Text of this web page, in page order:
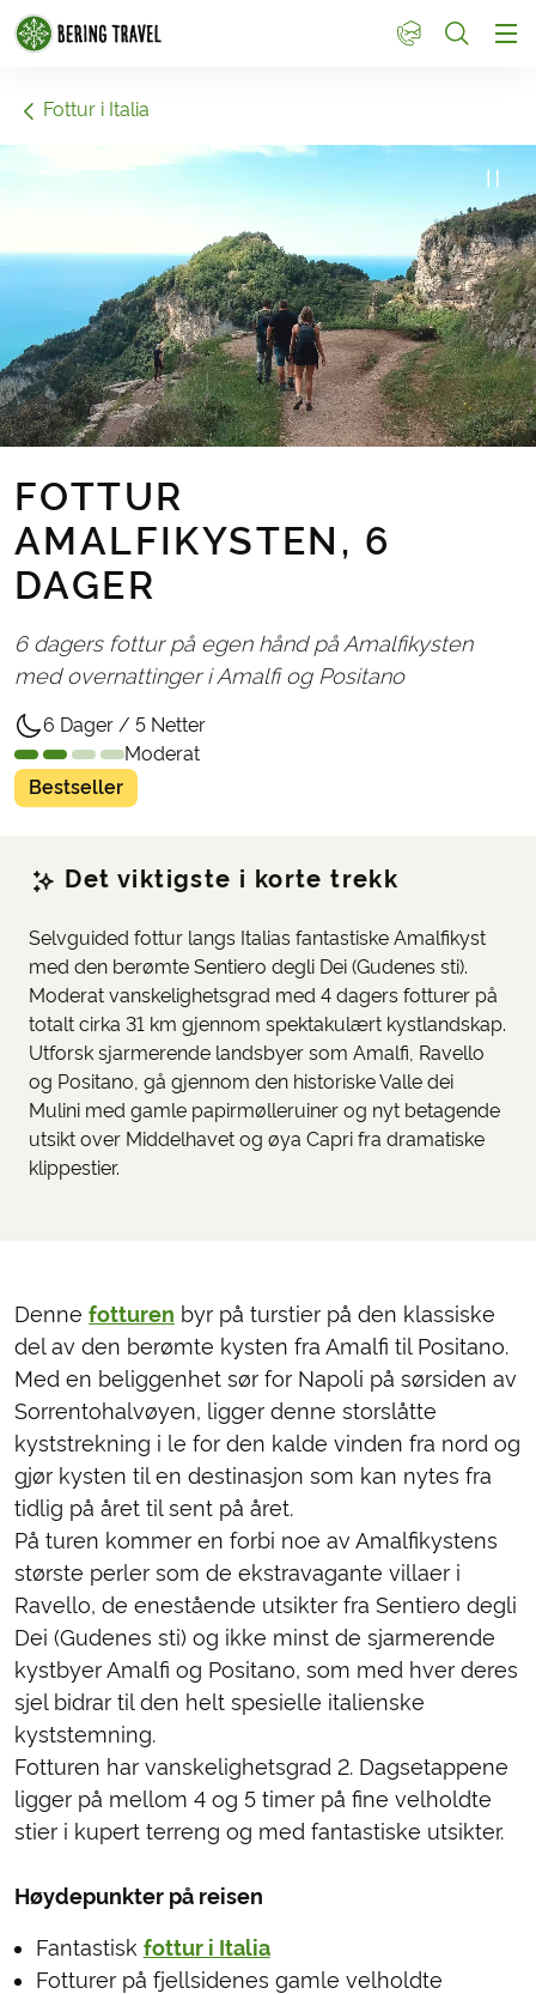
1
Fottur i Italia
FOTTUR
AMALFIKYSTEN, 6
DAGER
6 dagers fottur på egen hånd på Amalfikysten
med overnattinger i Amalfi og Positano
6 Dager / 5 Netter
Moderat
Bestseller
Det viktigste i korte trekk
Selvguided fottur langs Italias fantastiske Amalfikyst
med den berømte Sentiero degli Dei (Gudenes sti).
Moderat vanskelighetsgrad med 4 dagers fotturer på
totalt cirka 31 km gjennom spektakulært kystlandskap.
Utforsk sjarmerende landsbyer som Amalfi, Ravello
og Positano, gå gjennom den historiske Valle dei
Mulini med gamle papirmølleruiner og nyt betagende
utsikt over Middelhavet og øya Capri fra dramatiske
klippestier.
Dennefotturen byr på turstier på den klassiske
del av den berømte kysten fra Amalfi til Positano.
Med en beliggenhet sør for Napoli på sørsiden av
Sorrentohalvøyen, ligger denne storslåtte
kyststrekning i le for den kalde vinden fra nord og
gjør kysten til en destinasjon som kan nytes fra
tidlig på året til sent på året.
På turen kommer en forbi noe av Amalfikystens
største perler som de ekstravagante villaer i
Ravello, de enestående utsikter fra Sentiero degli
Dei (Gudenes sti) og ikke minst de sjarmerende
kystbyer Amalfi og Positano, som med hver deres
sjel bidrar til den helt spesielle italienske
kyststemning.
Fotturen har vanskelighetsgrad 2. Dagsetappene
ligger på mellom 4 og 5 timer på fine velholdte
stier i kupert terreng og med fantastiske utsikter.
Høydepunkter på reisen
Fantastisk fottur i Italia
Fotturer på fjellsidenes gamle velholdte